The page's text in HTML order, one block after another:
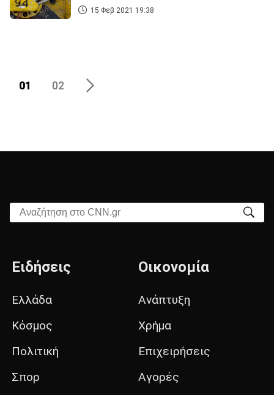
15 Φεβ 2021 19:38
01 02
Αναζήτηση στο CNN.gr
Ειδήσεις
Ελλάδα
Κόσμος
Πολιτική
Σπορ
Οικονομία
Ανάπτυξη
Χρήμα
Επιχειρήσεις
Αγορές